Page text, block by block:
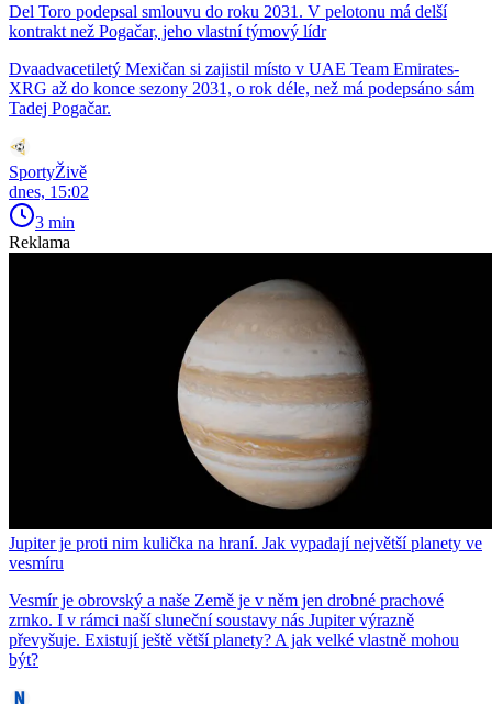
Del Toro podepsal smlouvu do roku 2031. V pelotonu má delší
kontrakt než Pogačar, jeho vlastní týmový lídr
Dvaadvacetiletý Mexičan si zajistil místo v UAE Team Emirates-
XRG až do konce sezony 2031, o rok déle, než má podepsáno sám
Tadej Pogačar.
SportyŽivě
dnes, 15:02
3 min
Reklama
Jupiter je proti nim kulička na hraní. Jak vypadají největší planety ve
vesmíru
Vesmír je obrovský a naše Země je v něm jen drobné prachové
zrnko. I v rámci naší sluneční soustavy nás Jupiter výrazně
převyšuje. Existují ještě větší planety? A jak velké vlastně mohou
být?